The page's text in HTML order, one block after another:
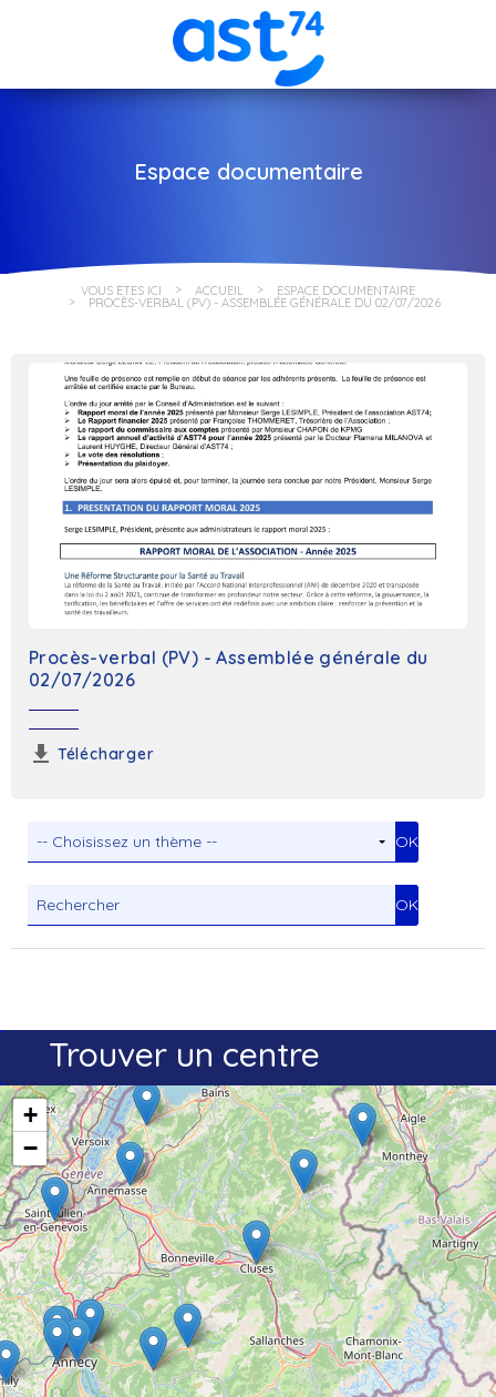
Espace documentaire
VOUS ÊTES ICI ACCUEIL ESPACE DOCUMENTAIRE
PROCÈS-VERBAL (PV) - ASSEMBLÉE GÉNÉRALE DU 02/07/2026
Procès-verbal (PV) - Assemblée générale du
02/07/2026
Télécharger
Trouver un centre
+
−